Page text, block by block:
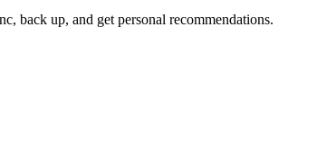
back up, and get personal recommendations.